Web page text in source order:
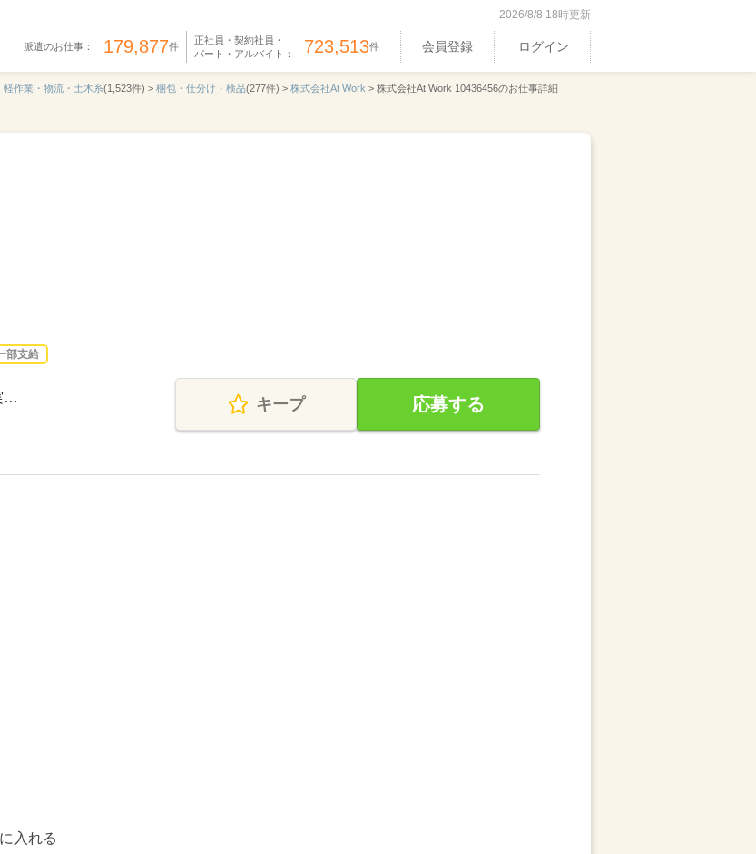
2026/8/8 18時更新
派遣のお仕事： 179,877件
正社員・契約社員・
パート・アルバイト： 723,513件 会員登録 ログイン
軽作業・物流・土木系(1,523件) > 梱包・仕分け・検品(277件) > 株式会社At Work > 株式会社At Work 10436456のお仕事詳細
部支給
…
キープ 応募する
入れる